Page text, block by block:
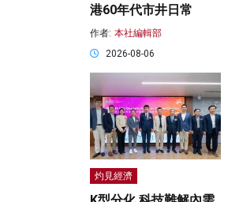
港60年代市井日常
作者: 本社編輯部
2026-08-06
灼見經濟